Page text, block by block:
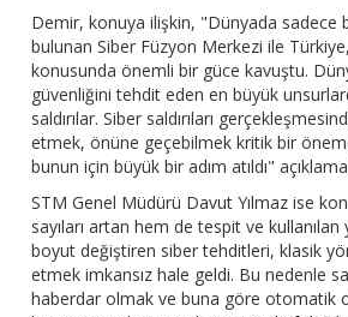
Demir, konuya ilişkin, "Dünyada sadece
bulunan Siber Füzyon Merkezi ile
konusunda önemli bir güce kavuştu.
güvenliğini tehdit eden en büyük
saldırılar. Siber saldırıları
etmek, önüne geçebilmek kritik bir
bunun için büyük bir adım atıldı"
STM Genel Müdürü Davut Yılmaz ise
sayıları artan hem de tespit ve
boyut değiştiren siber tehditleri, klasik
etmek imkansız hale geldi. Bu nedenle
haberdar olmak ve buna göre otomatik